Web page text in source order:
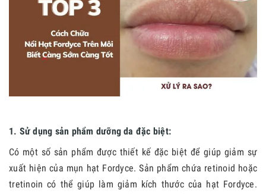
1. Sử dụng sản phẩm dưỡng da đặc biệt:
Có một số sản phẩm được thiết kế đặc biệt để giúp giảm sự
xuất hiện của mụn hạt Fordyce. Sản phẩm chứa retinoid hoặc
tretinoin có thể giúp làm giảm kích thước của hạt Fordyce.